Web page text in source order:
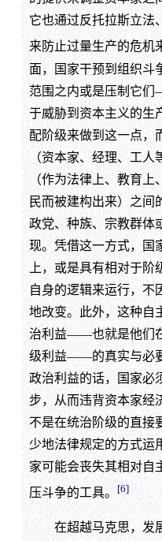
它也通过反托拉斯立法
来防止过量生产的危机
面，国家干预到组织
范围之内或是压制它
于威胁到资本主义的生
配阶级来做到这一点，
（资本家、经理、工
（作为法律上、教育
民而被建构出来）之间
政党、种族、宗教群体
现。凭借这一方式，国
上，或是具有相对于
自身的逻辑来运行，不
地改变。此外，这种自
治利益——也就是他们
级利益——的真实与必
政治利益的话，国家必
步，从而违背资本家经
不是在统治阶级的直接
少地法律规定的方式运
家可能会丧失其相对自
压斗争的工具。 [6]
在超越马克思，发展